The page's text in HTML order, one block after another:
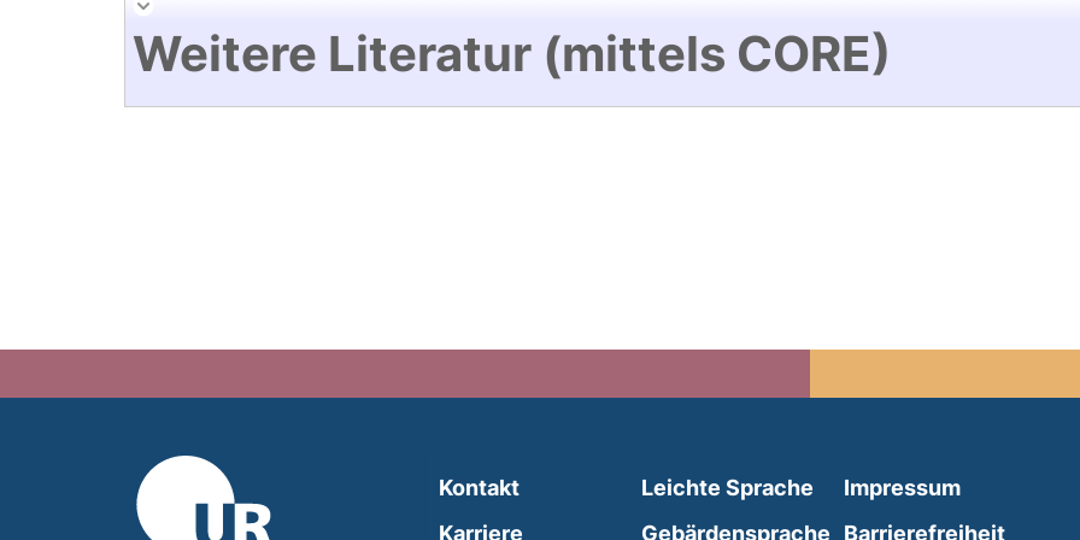
Weitere Literatur (mittels CORE)
Kontakt
Karriere
Leichte Sprache (external link, opens in a
Gebärdensprache (external link, opens in
Impressum
Barrierefreiheit